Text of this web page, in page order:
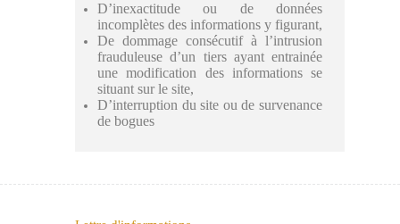
D’inexactitude ou de données
incomplètes des informations y figurant,
De dommage consécutif à l’intrusion
frauduleuse d’un tiers ayant entrainée
une modification des informations se
situant sur le site,
D’interruption du site ou de survenance
de bogues